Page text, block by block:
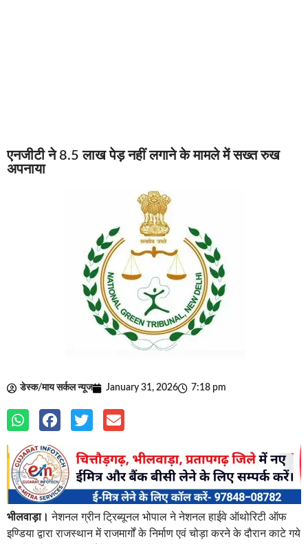
एनजीटी ने 8.5 लाख पेड़ नहीं लगाने के मामले में सख्त रुख
अपनाया
डेस्क/माय सर्कल न्यूज January 31, 2026 7:18 pm
भीलवाड़ा। नेशनल ग्रीन ट्रिब्यूनल भोपाल ने नेशनल हाईवे ऑथोरिटी ऑफ
इण्डिया द्वारा राजस्थान में राजमार्गों के निर्माण एवं चोड़ा करने के दौरान काटे गये